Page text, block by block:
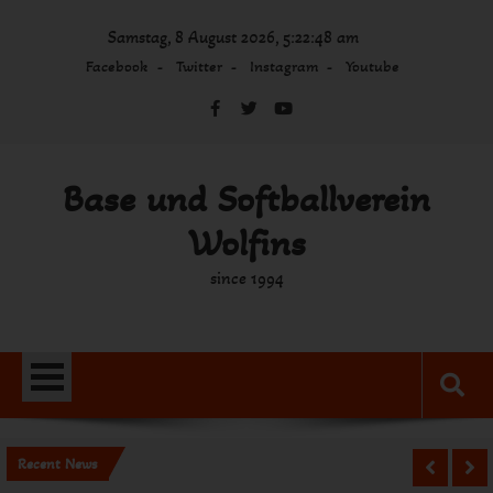
Samstag, 8 August 2026, 5:22:49 am
Facebook Twitter Instagram Youtube
Base und Softballverein
Wolfins
since 1994
Recent News